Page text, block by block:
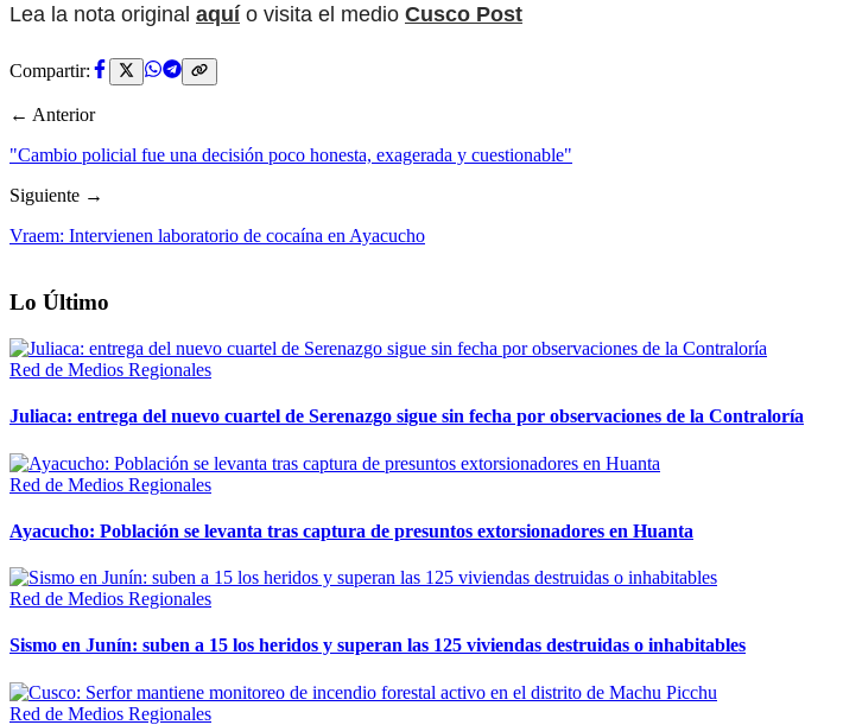
Lea la nota original aquío visita el medio Cusco Post
Compartir:
← Anterior
"Cambio policial fue una decisión poco honesta, exagerada y cuestionable"
Siguiente →
Vraem: Intervienen laboratorio de cocaína en Ayacucho
Lo Último
Red de Medios Regionales
Juliaca: entrega del nuevo cuartel de Serenazgo sigue sin fecha por observaciones de la Contraloría
Red de Medios Regionales
Ayacucho: Población se levanta tras captura de presuntos extorsionadores en Huanta
Red de Medios Regionales
Sismo en Junín: suben a 15 los heridos y superan las 125 viviendas destruidas o inhabitables
Red de Medios Regionales